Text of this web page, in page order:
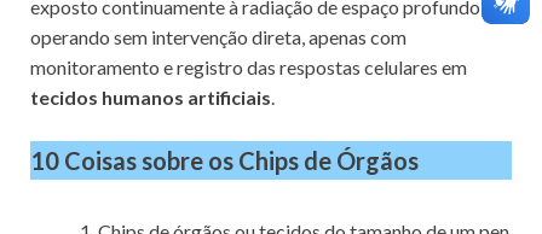
exposto continuamente à radiação de espaço profundo,
operando sem intervenção direta, apenas com
monitoramento e registro das respostas celulares em
tecidos humanos artificiais.
10 Coisas sobre os Chips de Órgãos